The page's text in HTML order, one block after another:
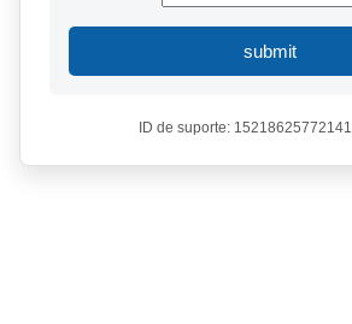
submit
ID de suporte: